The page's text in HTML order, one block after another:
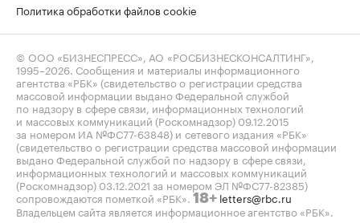
Политика обработки файлов cookie
© ООО «БИЗНЕСПРЕСС», АО «РОСБИЗНЕСКОНСАЛТИНГ»,
1995–2026 . Сообщения и материалы информационного
агентства «РБК» (свидетельство о регистрации средства
массовой информации выдано Федеральной службой
по надзору в сфере связи, информационных технологий
и массовых коммуникаций (Роскомнадзор) 09.12.2015
за номером ИА №ФС77-63848) и сетевого издания «РБК»
(свидетельство о регистрации средства массовой информации
выдано Федеральной службой по надзору в сфере связи,
информационных технологий и массовых коммуникаций
(Роскомнадзор) 03.12.2021 за номером ЭЛ №ФС77-82385)
сопровождаются пометкой «РБК». 18+ letters@rbc.ru
Владельцем сайта является информационное агентство «РБК».